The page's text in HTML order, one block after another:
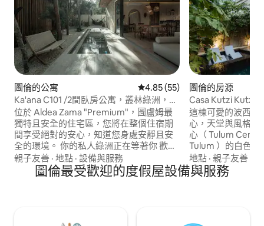
圖倫的公寓 從 55 則評價中獲得 4.85 的平均
4.85 (55)
Ka'ana C101 /2間臥房公寓，叢林綠洲，2
個私人泳池
位於 Aldea Zama "Premium"，圖盧姆最
獨特且安全的住宅區，您將在整個住宿期
間享受絕對的安心，知道您身處安靜且安
全的環境。 你的私人綠洲正在等著你 歡迎
來到您的個人叢林天堂！ 這間美麗的一樓
公寓擁有兩間時尚的套房臥室，每間都是
獨立的天堂。 寬敞的客廳不僅家具齊全，
親子友善 · 地點 · 設備與服務
圖倫的房源
Casa Kutzi Kutzi
Club 通行證
這棟可愛的波西米
心，天堂與風格融
心（ Tulum
Tulum ）的白色沙
開放式概念平面圖
瞰全尺寸泳池和遠
包括Gitano、Lula
地點 ·親子友善
圖倫最受歡迎的度假屋設備與服務